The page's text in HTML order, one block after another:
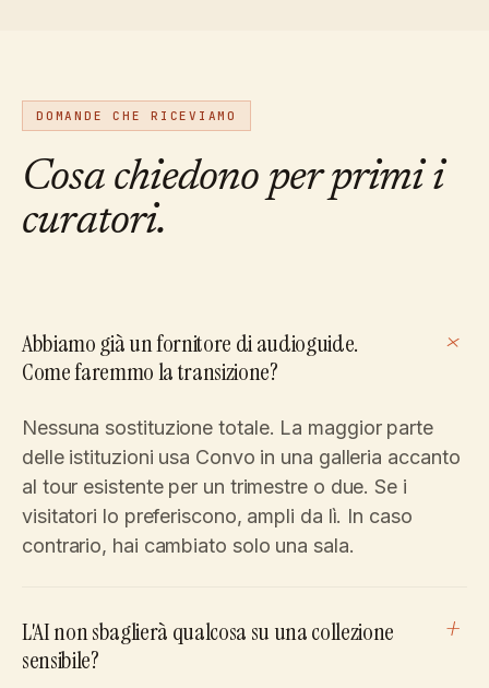
DOMANDE CHE RICEVIAMO
Cosa chiedono per primi i
curatori.
Abbiamo già un fornitore di audioguide.
Come faremmo la transizione?
+
Nessuna sostituzione totale. La maggior parte
delle istituzioni usa Convo in una galleria accanto
al tour esistente per un trimestre o due. Se i
visitatori lo preferiscono, ampli da lì. In caso
contrario, hai cambiato solo una sala.
L'AI non sbaglierà qualcosa su una collezione
sensibile?
+